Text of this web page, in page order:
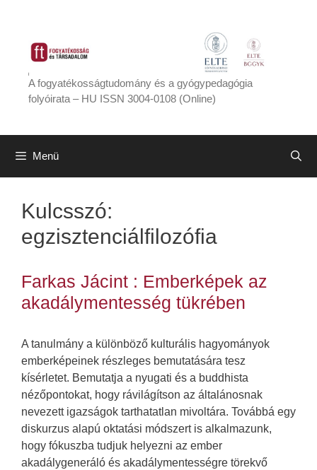
tartalomba
A fogyatékosságtudomány és a gyógypedagógia
folyóirata – HU ISSN 3004-0108 (Online)
Menü
Kulcsszó:
egzisztenciálfilozófia
Farkas Jácint : Emberképek az
akadálymentesség tükrében
A tanulmány a különböző kulturális hagyományok
emberképeinek részleges bemutatására tesz
kísérletet. Bemutatja a nyugati és a buddhista
nézőpontokat, hogy rávilágítson az általánosnak
nevezett igazságok tarthatatlan mivoltára. Továbbá egy
diskurzus alapú oktatási módszert is alkalmazunk,
hogy fókuszba tudjuk helyezni az ember
akadálygeneráló és akadálymentességre törekvő